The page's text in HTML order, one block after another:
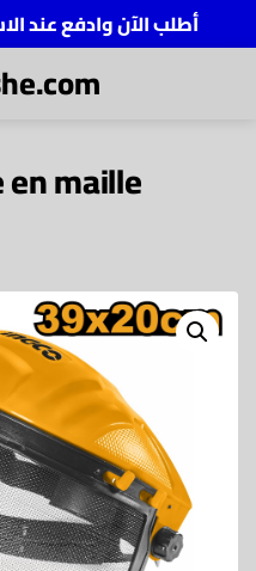
أطلب الآن وادفع عند
maille